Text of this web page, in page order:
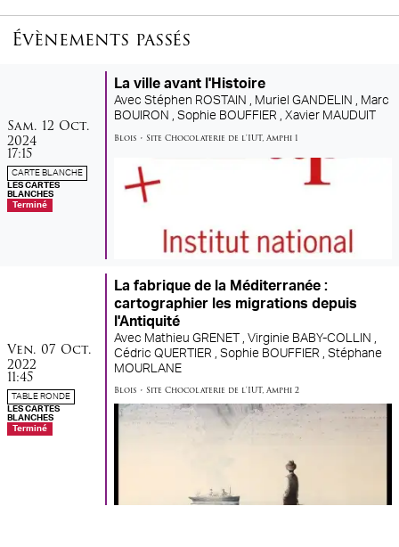
Évènements passés
samedi
Sam. 12 octobre
Oct.
2024
17:15
CARTE BLANCHE
LES CARTES
BLANCHES
Terminé
La ville avant l'Histoire
Avec Stéphen ROSTAIN , Muriel GANDELIN , Marc
BOUIRON , Sophie BOUFFIER , Xavier MAUDUIT
Blois • Site Chocolaterie de l'IUT, Amphi 1
vendredi
Ven. 07 octobre
Oct.
2022
11:45
TABLE RONDE
LES CARTES
BLANCHES
Terminé
La fabrique de la Méditerranée :
cartographier les migrations depuis
l'Antiquité
Avec Mathieu GRENET , Virginie BABY-COLLIN ,
Cédric QUERTIER , Sophie BOUFFIER , Stéphane
MOURLANE
Blois • Site Chocolaterie de l'IUT, Amphi 2